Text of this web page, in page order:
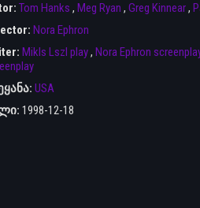
Tom Hanks , Meg Ryan , Greg Kinnear,
Nora Ephron
Mikls Lszl play, Nora Ephron
USA
1998-12-18